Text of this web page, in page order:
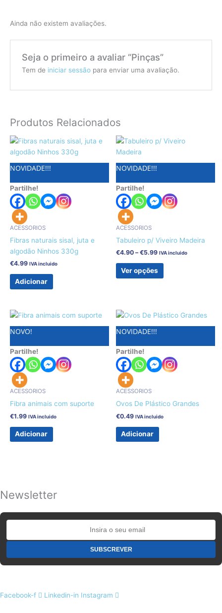
Ainda não existem avaliações.
Seja o primeiro a avaliar “Pinças”
Tem de iniciar sessãopara enviar uma avaliação.
Produtos Relacionados
NOVIDADE!!!
Partilhe!
ACESSORIOS
Fibras naturais sisal, juta e
algodão Ninhos 330g
€4.99 IVA incluido
Adicionar
NOVIDADE!!!
Partilhe!
ACESSORIOS
Tabuleiro p/ Viveiro Madeira
€4.90 – €5.99
Price
range:
through
IVA incluido
Ver opções
This
has
variants.
The
options
chosen
on
NOVO!
Partilhe!
ACESSORIOS
Fibra animais com suporte
€1.99 IVA incluido
Adicionar
NOVIDADE!!!
Partilhe!
ACESSORIOS
Ovos De Plástico Grandes
€0.49 IVA incluido
Adicionar
Newsletter
Facebook-f Linkedin-in Instagram